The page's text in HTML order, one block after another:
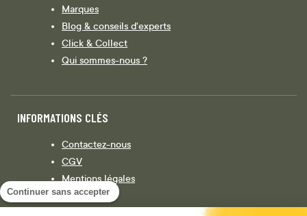
Continuer sans accepter
Marques
Blog & conseils d'experts
Click & Collect
Qui sommes-nous ?
INFORMATIONS CLÉS
Contactez-nous
CGV
Mentions légales
Législation